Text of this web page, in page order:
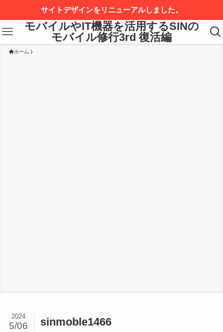
サイトデザインをリニューアルしました。
モバイルやIT機器を活用するSINの
モバイル修行3rd 復活編
ホーム
sinmoble1466
2024
5/06